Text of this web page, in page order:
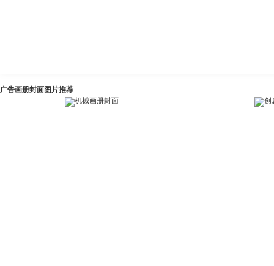
广告画册封面图片推荐